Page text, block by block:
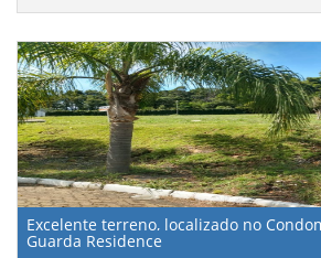
Excelente terreno, localizado no
Guarda Residence